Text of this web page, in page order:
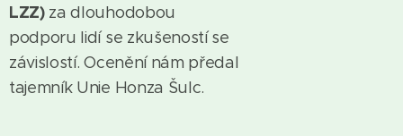
LZZ)za dlouhodobou
podporu lidí se zkušeností se
závislostí. Ocenění nám předal
tajemník Unie Honza Šulc.